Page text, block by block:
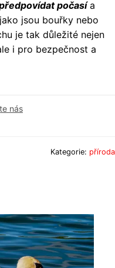
počasía
jsou bouřky nebo
je tak důležité nejen
i pro bezpečnost a
nás
Kategorie: příroda